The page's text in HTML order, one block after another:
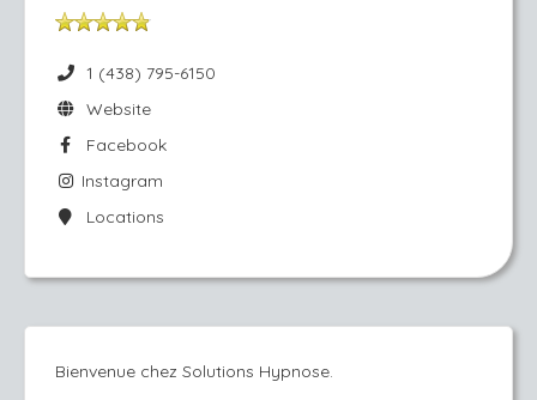
1 (438) 795-6150
Website
Facebook
Instagram
Locations
Bienvenue chez Solutions Hypnose.